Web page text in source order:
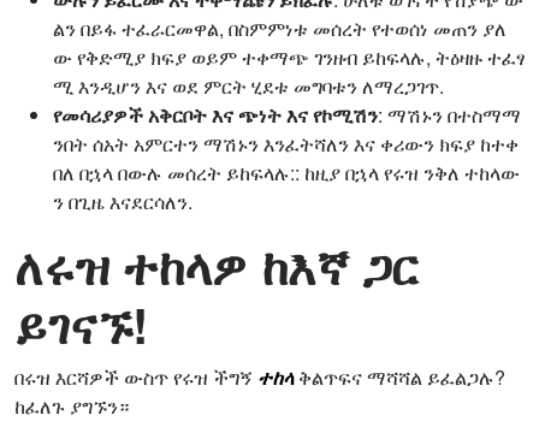
ልን በይፋ ተፈራርመዋል, በስምምነቱ መሰረት የተወሰነ መጠን ያለ
ው የቅድሚያ ክፍያ ወይም ተቀማጭ ገንዘብ ይከፍላሉ, ትዕዛዙ ተፈፃ
ሚ እንዲሆን እና ወደ ምርት ሂደቱ መግባቱን ለማረጋገጥ.
የመሳሪያዎች አቅርቦት እና ጭነት እና የኮሚሽን: ማሽኑን በተስማማ
ንበት ሰአት አምርተን ማሽኑን እንፈትሻለን እና ቀሪውን ክፍያ ከተቀ
በለ በኋላ በውሉ መሰረት ይከፍላሉ:: ከዚያ በኋላ የሩዝ ንቅለ ተከላው
ን በጊዜ እናደርሳለን.
ለሩዝ ተከላዎ ከእኛ ጋር
ይገናኙ!
በሩዝ እርሻዎች ውስጥ የሩዝ ችግኝ ተከላቅልጥፍና ማሻሻል ይፈልጋሉ?
ከፈለጉ ያግኙን።